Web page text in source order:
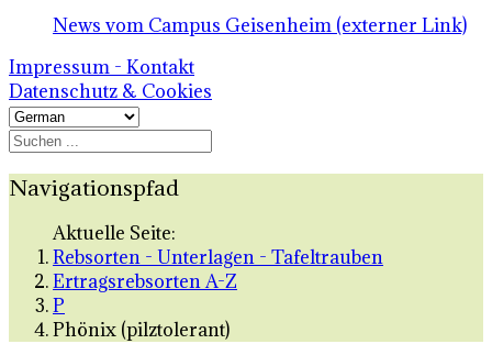
News vom Campus Geisenheim (externer Link)
Impressum - Kontakt
Datenschutz & Cookies
Navigationspfad
Aktuelle Seite:
Rebsorten - Unterlagen - Tafeltrauben
Ertragsrebsorten A-Z
P
Phönix (pilztolerant)